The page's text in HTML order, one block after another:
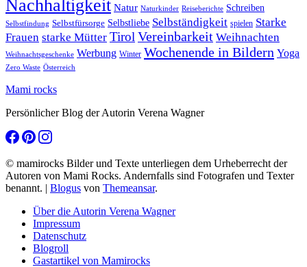
Nachhaltigkeit Natur Naturkinder Reiseberichte Schreiben
Selbstfindung Selbstfürsorge Selbstliebe Selbständigkeit spielen Starke
Frauen starke Mütter Tirol Vereinbarkeit Weihnachten
Weihnachtsgeschenke Werbung Winter Wochenende in Bildern Yoga
Zero Waste Österreich
Mami rocks
Persönlicher Blog der Autorin Verena Wagner
© mamirocks Bilder und Texte unterliegen dem Urheberrecht der
Autoren von Mami Rocks. Andernfalls sind Fotografen und Texter
benannt. | Blogus von Themeansar.
Über die Autorin Verena Wagner
Impressum
Datenschutz
Blogroll
Gastartikel von Mamirocks